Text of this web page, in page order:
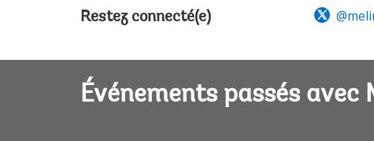
Restez connecté(e)
Événements passés avec